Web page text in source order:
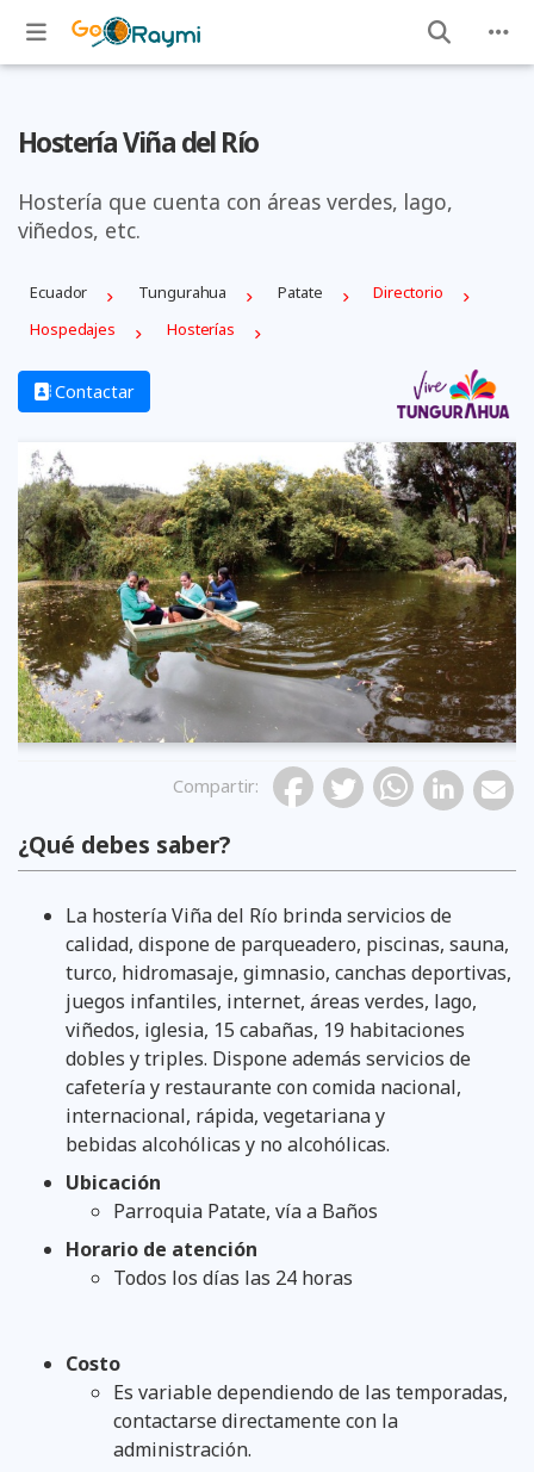
Hostería Viña del Río
Hostería que cuenta con áreas verdes, lago,
viñedos, etc.
Ecuador Tungurahua Patate
Directorio
Hospedajes
Hosterías
Contactar
Compartir:
¿Qué debes saber?
La hostería Viña del Río brinda servicios de
calidad, dispone de parqueadero, piscinas, sauna,
turco, hidromasaje, gimnasio, canchas deportivas,
juegos infantiles, internet, áreas verdes, lago,
viñedos, iglesia, 15 cabañas, 19 habitaciones
dobles y triples. Dispone además servicios de
cafetería y restaurante con comida nacional,
internacional, rápida, vegetariana y
bebidas alcohólicas y no alcohólicas.
Ubicación
Parroquia Patate, vía a Baños
Horario de atención
Todos los días las 24 horas
Costo
Es variable dependiendo de las temporadas,
contactarse directamente con la
administración.